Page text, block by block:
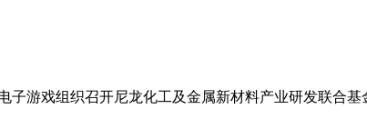
游戏组织召开尼龙化工及金属新材料产业研发联合